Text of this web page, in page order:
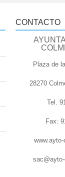
CONTACTO
Plaza de
28270
Tel.
Fax: